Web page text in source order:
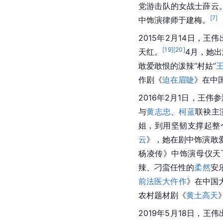
党游击队的女战士薛云
中饰演律师于建梅。
[7]
2015年2月14日，王伟
天红。
[19][20]4月，她
敢爱敢恨的泼辣“村姑”
作剧《迫在眉睫》在中
2016年2月1日，王伟
与黄志忠 、柯蓝联袂主
姐，到用坚韧支撑起
云》，她在剧中饰演敢
杨凌传》中饰演母仪
辣、刁蛮任性的柔然安
前法医大仵作》在中国
农村题材剧《黄土高天
2019年5月18日，王伟